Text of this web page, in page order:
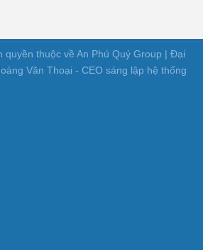
quyền thuộc về An Phú Quý Group | Đại
Văn Thoại - CEO sáng lập hệ thống